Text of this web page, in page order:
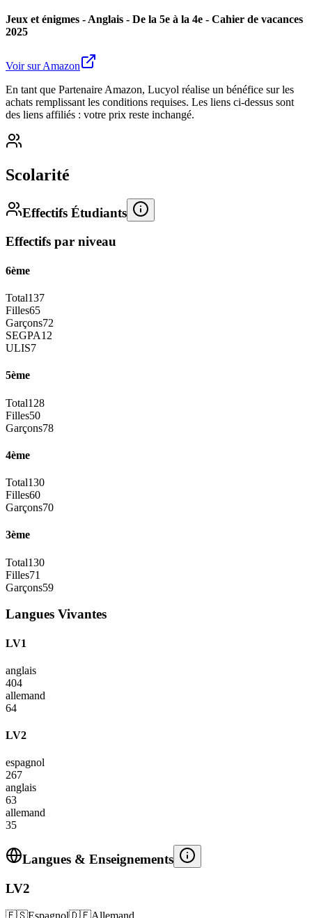
Jeux et énigmes - Anglais - De la 5e à la 4e - Cahier de vacances
2025
Voir sur Amazon
En tant que Partenaire Amazon, Lucyol réalise un bénéfice sur les
achats remplissant les conditions requises. Les liens ci-dessus sont
des liens affiliés : votre prix reste inchangé.
Scolarité
Effectifs Étudiants
Effectifs par niveau
6ème
Total137
Filles65
Garçons72
SEGPA12
ULIS7
5ème
Total128
Filles50
Garçons78
4ème
Total130
Filles60
Garçons70
3ème
Total130
Filles71
Garçons59
Langues Vivantes
LV1
anglais
404
allemand
64
LV2
espagnol
267
anglais
63
allemand
35
Langues & Enseignements
LV2
🇪🇸Espagnol🇩🇪Allemand